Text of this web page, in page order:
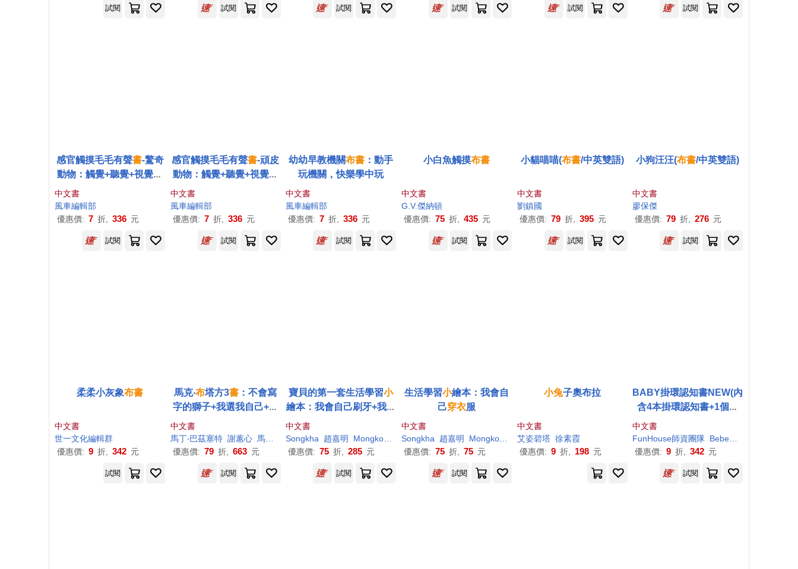
試閱 試閱 試閱 試閱 試閱 試閱
感官觸摸毛毛有聲書-驚奇
動物：觸覺+聽覺+視覺觸
摸書，讓孩子玩觸摸、
中文書
風車編輯部
優惠價: 7 折, 336 元
感官觸摸毛毛有聲書-頑皮
動物：觸覺+聽覺+視覺觸
摸書，讓孩子玩觸摸、
中文書
風車編輯部
優惠價: 7 折, 336 元
幼幼早教機關布書 ：動手
玩機關，快樂學中玩
中文書
風車編輯部
優惠價: 7 折, 336 元
小白魚觸摸布書
中文書
G.V.傑納頓
優惠價: 75 折, 435 元
小貓喵喵(布書/中英雙語)
中文書
劉鎮國
優惠價: 79 折, 395 元
小狗汪汪(布書/中英雙語)
中文書
廖保傑
優惠價: 79 折, 276 元
試閱 試閱 試閱 試閱 試閱 試閱
柔柔小灰象布書
中文書
世一文化編輯群
優惠價: 9 折, 342 元
馬克‧布塔方3書 ：不會寫
字的獅子+我選我自己+不
中文書
馬丁‧巴茲塞特 謝蕙心 馬克‧
塔方（Marc Boutavant）
優惠價: 79 折, 663 元
寶貝的第一套生活學習小
繪本：我會自己刷牙+我會
乖乖吃飯+我會乖乖睡覺
+我會自己 穿衣服
中文書
Songkha
趙嘉明
Mongkol Wancham
優惠價: 75 折, 285 元
生活學習小繪本：我會自
己穿衣服
中文書
Songkha
趙嘉明
Mongkol Wancham
優惠價: 75 折, 75 元
小兔子奧布拉
中文書
艾姿碧塔 徐素霞
優惠價: 9 折, 198 元
BABY掛環認知書NEW(內
含4本掛環認知書+1個固
齒手搖鈴+2個可拆式伸縮
掛環+小老鼠學123：1–10
找一找)
中文書
FunHouse師資團隊 Bebebear
優惠價: 9 折, 342 元
試閱 試閱 試閱 試閱 試閱